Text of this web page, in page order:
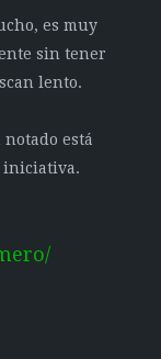
es muy
sin tener
lento.
está
iniciativa.